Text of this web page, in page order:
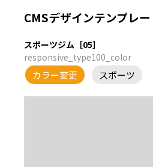
CMSデザインテンプレ
スポーツジム［05］
responsive_type100_color
スポーツ
カラー変更